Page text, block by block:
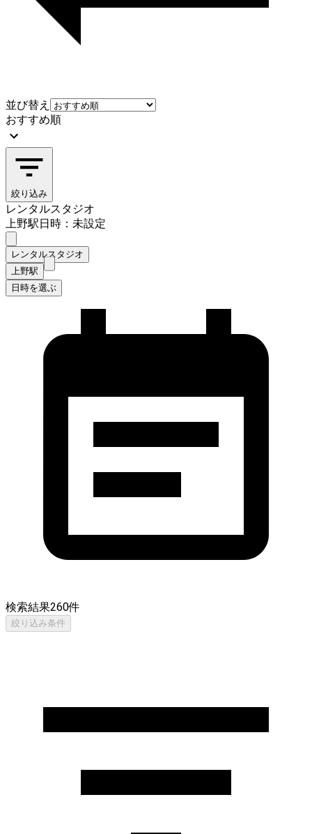
並び替え
おすすめ順
絞り込み
レンタルスタジオ
上野駅日時：未設定
レンタルスタジオ
上野駅
日時を選ぶ
検索結果260件
絞り込み条件